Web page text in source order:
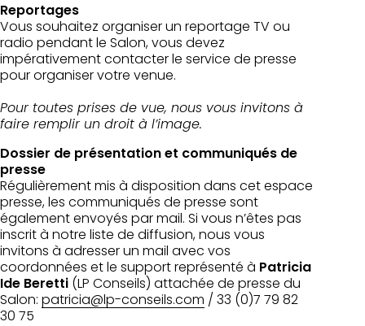
Reportages
Vous souhaitez organiser un reportage TV ou
radio pendant le Salon, vous devez
impérativement contacter le service de presse
pour organiser votre venue.
Pour toutes prises de vue, nous vous invitons à
faire remplir un droit à l’image.
Dossier de présentation et communiqués de
presse
Régulièrement mis à disposition dans cet espace
presse, les communiqués de presse sont
également envoyés par mail. Si vous n’êtes pas
inscrit à notre liste de diffusion, nous vous
invitons à adresser un mail avec vos
coordonnées et le support représenté à Patricia
Ide Beretti (LP Conseils) attachée de presse du
Salon: patricia@lp-conseils.com / 33 (0)7 79 82
30 75